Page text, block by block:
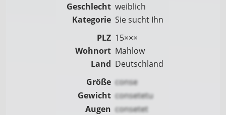
Geschlecht weiblich
Kategorie Sie sucht Ihn
PLZ 15×××
Wohnort Mahlow
Land Deutschland
Größe conse
Gewicht consetetu
Augen consetet